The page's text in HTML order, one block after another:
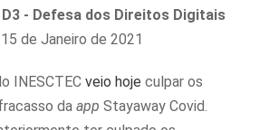
- Defesa dos Direitos Digitais
15 de Janeiro de 2021
INESCTEC veio hoje culpar os
da app Stayaway Covid.